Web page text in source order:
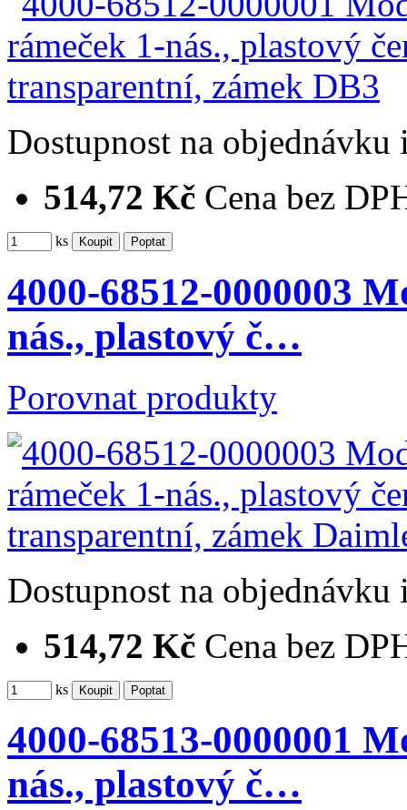
Dostupnost na objednávku
514,72 Kč Cena bez
ks
4000-68512-0000003
nás., plastový č…
Porovnat produkty
Dostupnost na objednávku
514,72 Kč Cena bez
ks
4000-68513-0000001
nás., plastový č…